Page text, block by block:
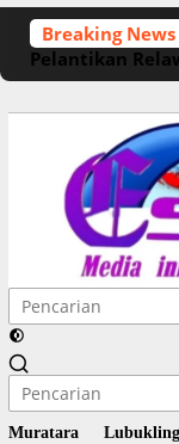
Langsung
konten
Breaking News
Pelantikan
Muratara